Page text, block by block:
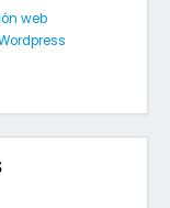
web